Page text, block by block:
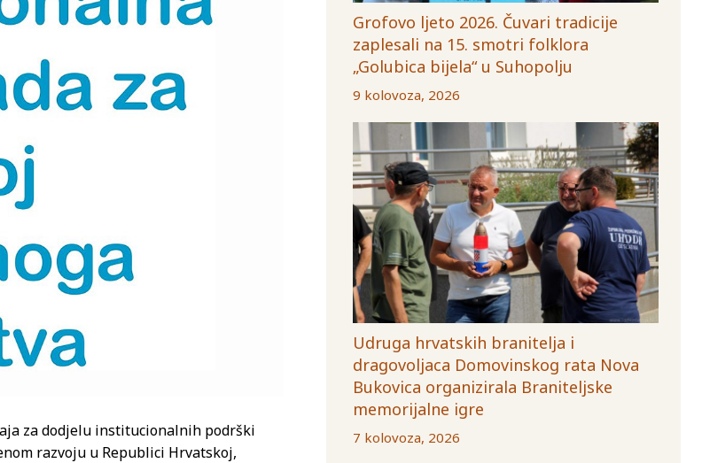
za dodjelu institucionalnih podrški
razvoju u Republici Hrvatskoj,
Grofovo ljeto 2026. Čuvari tradicije
zaplesali na 15. smotri folklora
„Golubica bijela“ u Suhopolju
9 kolovoza, 2026
Udruga hrvatskih branitelja i
dragovoljaca Domovinskog rata Nova
Bukovica organizirala Braniteljske
memorijalne igre
7 kolovoza, 2026